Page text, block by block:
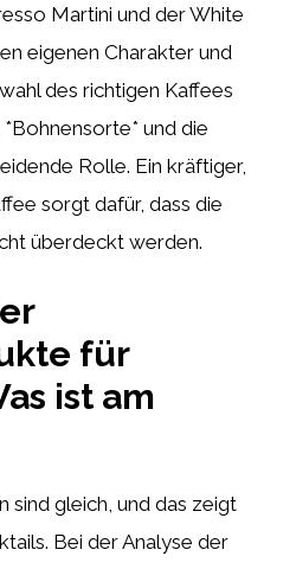
Martini und der White
eigenen Charakter und
des richtigen Kaffees
und die
Rolle. Ein kräftiger,
sorgt dafür, dass die
überdeckt werden.
für
ist am
sind gleich, und das zeigt
Bei der Analyse der